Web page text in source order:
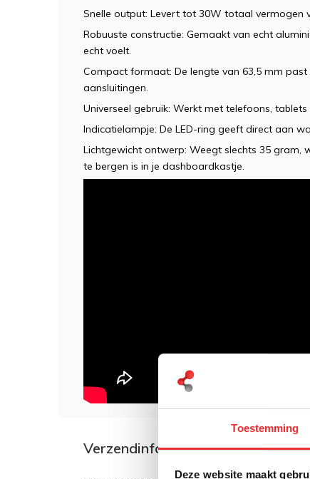
Toestemming
Deze website maakt
Snelle output: Levert tot 30W totaal vermogen
Robuuste constructie: Gemaakt van echt
echt voelt.
Compact formaat: De lengte van 63,5 mm
aansluitingen.
Universeel gebruik: Werkt met telefoons,
Indicatielampje: De LED-ring geeft direct aan
Lichtgewicht ontwerp: Weegt slechts 35 gram,
te bergen is in je dashboardkastje.
Verzendinformatie